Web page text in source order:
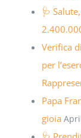
🩺
Verifica
per
Papa
gioia